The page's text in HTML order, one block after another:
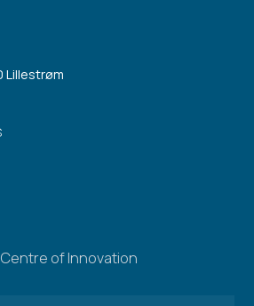
Lillestrøm
of Innovation